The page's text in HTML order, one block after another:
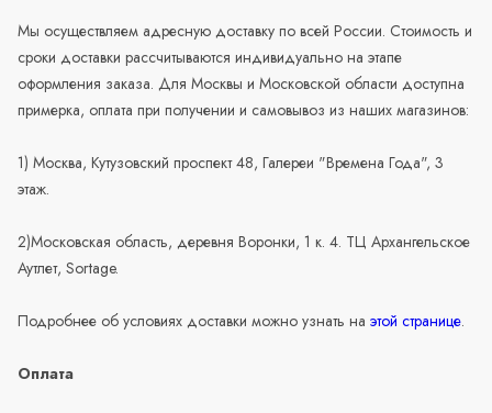
Мы осуществляем адресную доставку по всей России. Стоимость и
сроки доставки рассчитываются индивидуально на этапе
оформления заказа. Для Москвы и Московской области доступна
примерка, оплата при получении и самовывоз из наших магазинов:
1) Москва, Кутузовский проспект 48, Галереи "Времена Года", 3
этаж.
2)Московская область, деревня Воронки, 1 к. 4. ТЦ Архангельское
Аутлет, Sortage.
Подробнее об условиях доставки можно узнать на этой странице.
Оплата